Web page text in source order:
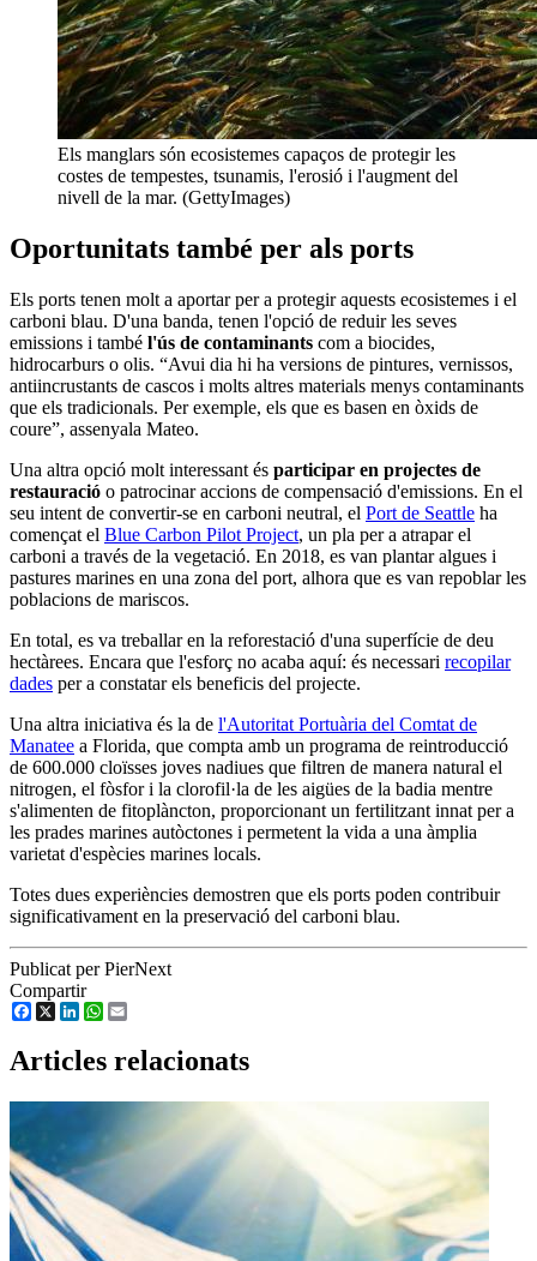
Els manglars són ecosistemes capaços de protegir les
costes de tempestes, tsunamis, l'erosió i l'augment del
nivell de la mar. (GettyImages)
Oportunitats també per als ports
Els ports tenen molt a aportar per a protegir aquests ecosistemes i el
carboni blau. D'una banda, tenen l'opció de reduir les seves
emissions i també l'ús de contaminants com a biocides,
hidrocarburs o olis. “Avui dia hi ha versions de pintures, vernissos,
antiincrustants de cascos i molts altres materials menys contaminants
que els tradicionals. Per exemple, els que es basen en òxids de
coure”, assenyala Mateo.
Una altra opció molt interessant és participar en projectes de
restauració o patrocinar accions de compensació d'emissions. En el
seu intent de convertir-se en carboni neutral, el Port de Seattle ha
començat el Blue Carbon Pilot Project, un pla per a atrapar el
carboni a través de la vegetació. En 2018, es van plantar algues i
pastures marines en una zona del port, alhora que es van repoblar les
poblacions de mariscos.
En total, es va treballar en la reforestació d'una superfície de deu
hectàrees. Encara que l'esforç no acaba aquí: és necessari recopilar
dades per a constatar els beneficis del projecte.
Una altra iniciativa és la de l'Autoritat Portuària del Comtat de
Manatee a Florida, que compta amb un programa de reintroducció
de 600.000 cloïsses joves nadiues que filtren de manera natural el
nitrogen, el fòsfor i la clorofil·la de les aigües de la badia mentre
s'alimenten de fitoplàncton, proporcionant un fertilitzant innat per a
les prades marines autòctones i permetent la vida a una àmplia
varietat d'espècies marines locals.
Totes dues experiències demostren que els ports poden contribuir
significativament en la preservació del carboni blau.
Publicat per PierNext
Compartir
Facebook
X LinkedInWhatsApp
Articles relacionats